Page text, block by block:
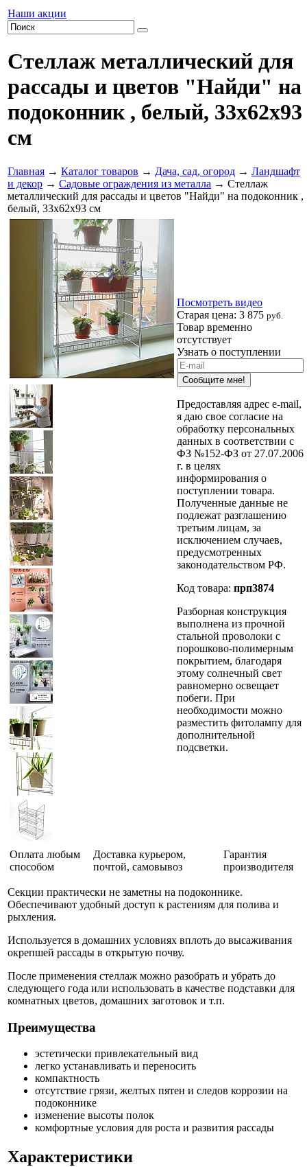
Наши акции
Стеллаж металлический для
рассады и цветов "Найди" на
подоконник , белый, 33х62х93
см
Главная → Каталог товаров → Дача, сад, огород → Ландшафт
и декор → Садовые ограждения из металла → Стеллаж
металлический для рассады и цветов "Найди" на подоконник ,
белый, 33х62х93 см
Посмотреть видео
Старая цена: 3 875 руб.
Товар временно
отсутствует
Узнать о поступлении
Сообщите мне!
Предоставляя адрес e-mail,
я даю свое согласие на
обработку персональных
данных в соответствии с
ФЗ №152-ФЗ от 27.07.2006
г. в целях
информирования о
поступлении товара.
Полученные данные не
подлежат разглашению
третьим лицам, за
исключением случаев,
предусмотренных
законодательством РФ.
Код товара: прп3874
Разборная конструкция
выполнена из прочной
стальной проволоки с
порошково-полимерным
покрытием, благодаря
этому солнечный свет
равномерно освещает
побеги. При
необходимости можно
разместить фитолампу для
дополнительной
подсветки.
Оплата любым
способом
Доставка курьером,
почтой, самовывоз
Гарантия
производителя
Секции практически не заметны на подоконнике.
Обеспечивают удобный доступ к растениям для полива и
рыхления.
Используется в домашних условиях вплоть до высаживания
окрепшей рассады в открытую почву.
После применения стеллаж можно разобрать и убрать до
следующего года или использовать в качестве подставки для
комнатных цветов, домашних заготовок и т.п.
Преимущества
эстетически привлекательный вид
легко устанавливать и переносить
компактность
отсутствие грязи, желтых пятен и следов коррозии на
подоконнике
изменение высоты полок
комфортные условия для роста и развития рассады
Характеристики